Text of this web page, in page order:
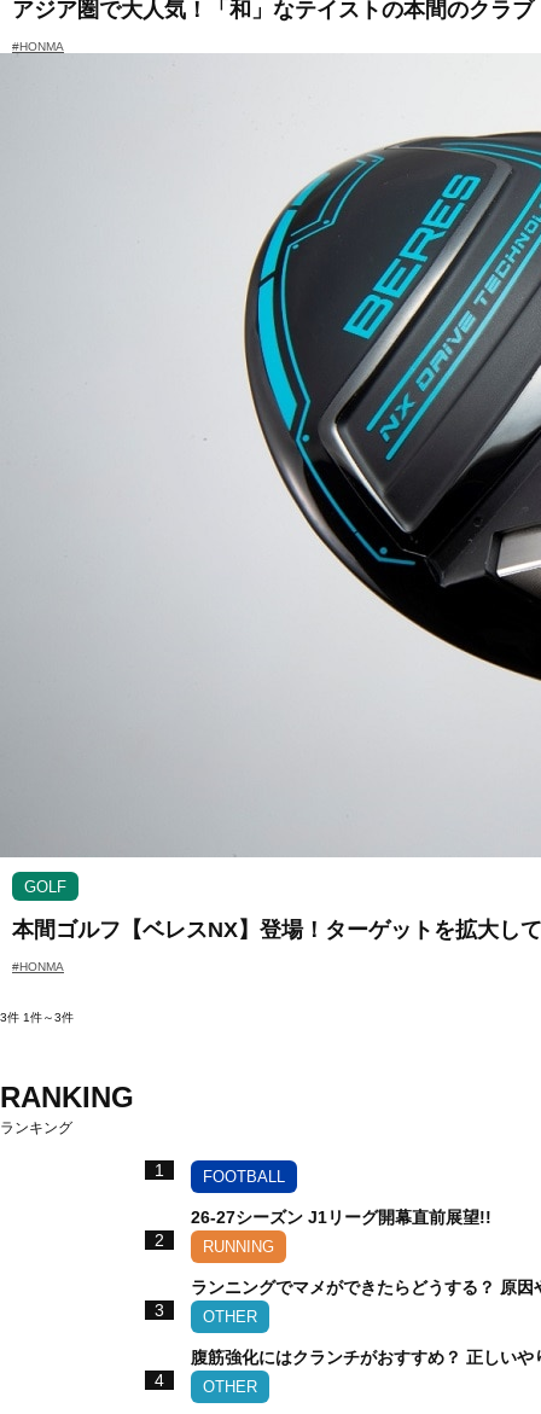
アジア圏で大人気！「和」なテイストの本間のクラ
#HONMA
GOLF
本間ゴルフ【ベレスNX】登場！ターゲットを拡大し
#HONMA
3件 1件～3件
RANKING
ランキング
1 FOOTBALL
26-27シーズン J1リーグ開幕直前展望!!
2
RUNNING
ランニングでマメができたらどうする？ 原
3
OTHER
腹筋強化にはクランチがおすすめ？ 正しいや
4
OTHER